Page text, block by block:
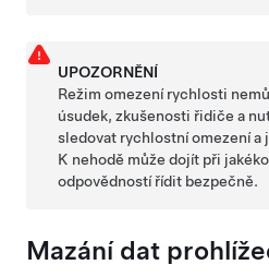
UPOZORNĚNÍ
Režim omezení rychlosti
úsudek, zkušenosti řidiče a
sledovat rychlostní omezení a
K nehodě může dojít při
odpovědností řídit bezpečně.
Mazání dat